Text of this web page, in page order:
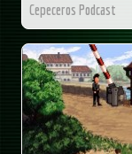
Cepeceros Podcast